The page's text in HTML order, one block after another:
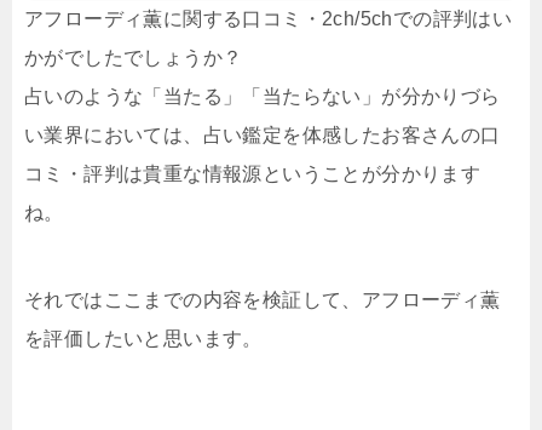
アフローディ薫に関する口コミ・2ch/5chでの評判はい
かがでしたでしょうか？
占いのような「当たる」「当たらない」が分かりづら
い業界においては、占い鑑定を体感したお客さんの口
コミ・評判は貴重な情報源ということが分かります
ね。
それではここまでの内容を検証して、アフローディ薫
を評価したいと思います。